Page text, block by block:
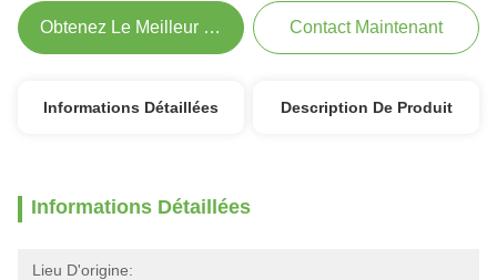
Obtenez Le Meilleur Prix Contact Maintenant
Informations Détaillées Description De Produit
Informations Détaillées
Lieu D'origine: